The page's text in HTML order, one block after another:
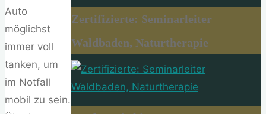
Auto
möglichst
immer voll
tanken, um
im Notfall
mobil zu sein.
Zertifizierte: Seminarleiter
Waldbaden, Naturtherapie